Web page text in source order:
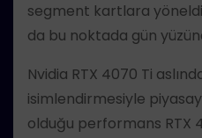
segment kartlara
da bu noktada gün
Nvidia RTX 4070 Ti
isimlendirmesiyle
olduğu performans RTX